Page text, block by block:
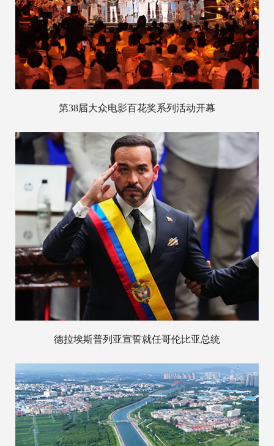
第38届大众电影百花奖系列活动开幕
德拉埃斯普列亚宣誓就任哥伦比亚总统